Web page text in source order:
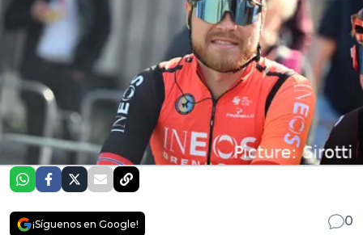
¡Síguenos en Google!
0